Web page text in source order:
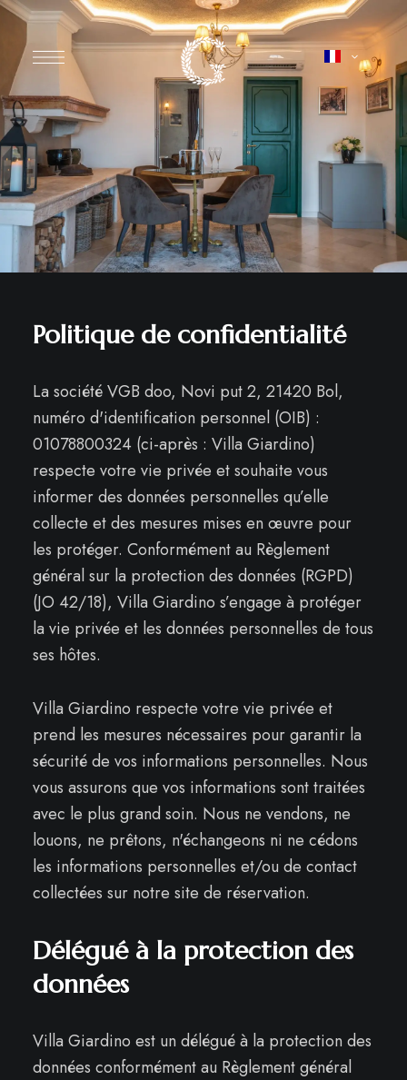
Politique de confidentialité
La société VGB doo, Novi put 2, 21420 Bol,
numéro d'identification personnel (OIB) :
01078800324 (ci-après : Villa Giardino)
respecte votre vie privée et souhaite vous
informer des données personnelles qu’elle
collecte et des mesures mises en œuvre pour
les protéger. Conformément au Règlement
général sur la protection des données (RGPD)
(JO 42/18), Villa Giardino s’engage à protéger
la vie privée et les données personnelles de tous
ses hôtes.
Villa Giardino respecte votre vie privée et
prend les mesures nécessaires pour garantir la
sécurité de vos informations personnelles. Nous
vous assurons que vos informations sont traitées
avec le plus grand soin. Nous ne vendons, ne
louons, ne prêtons, n'échangeons ni ne cédons
les informations personnelles et/ou de contact
collectées sur notre site de réservation.
Délégué à la protection des
données
Villa Giardino est un délégué à la protection des
données conformément au Règlement général